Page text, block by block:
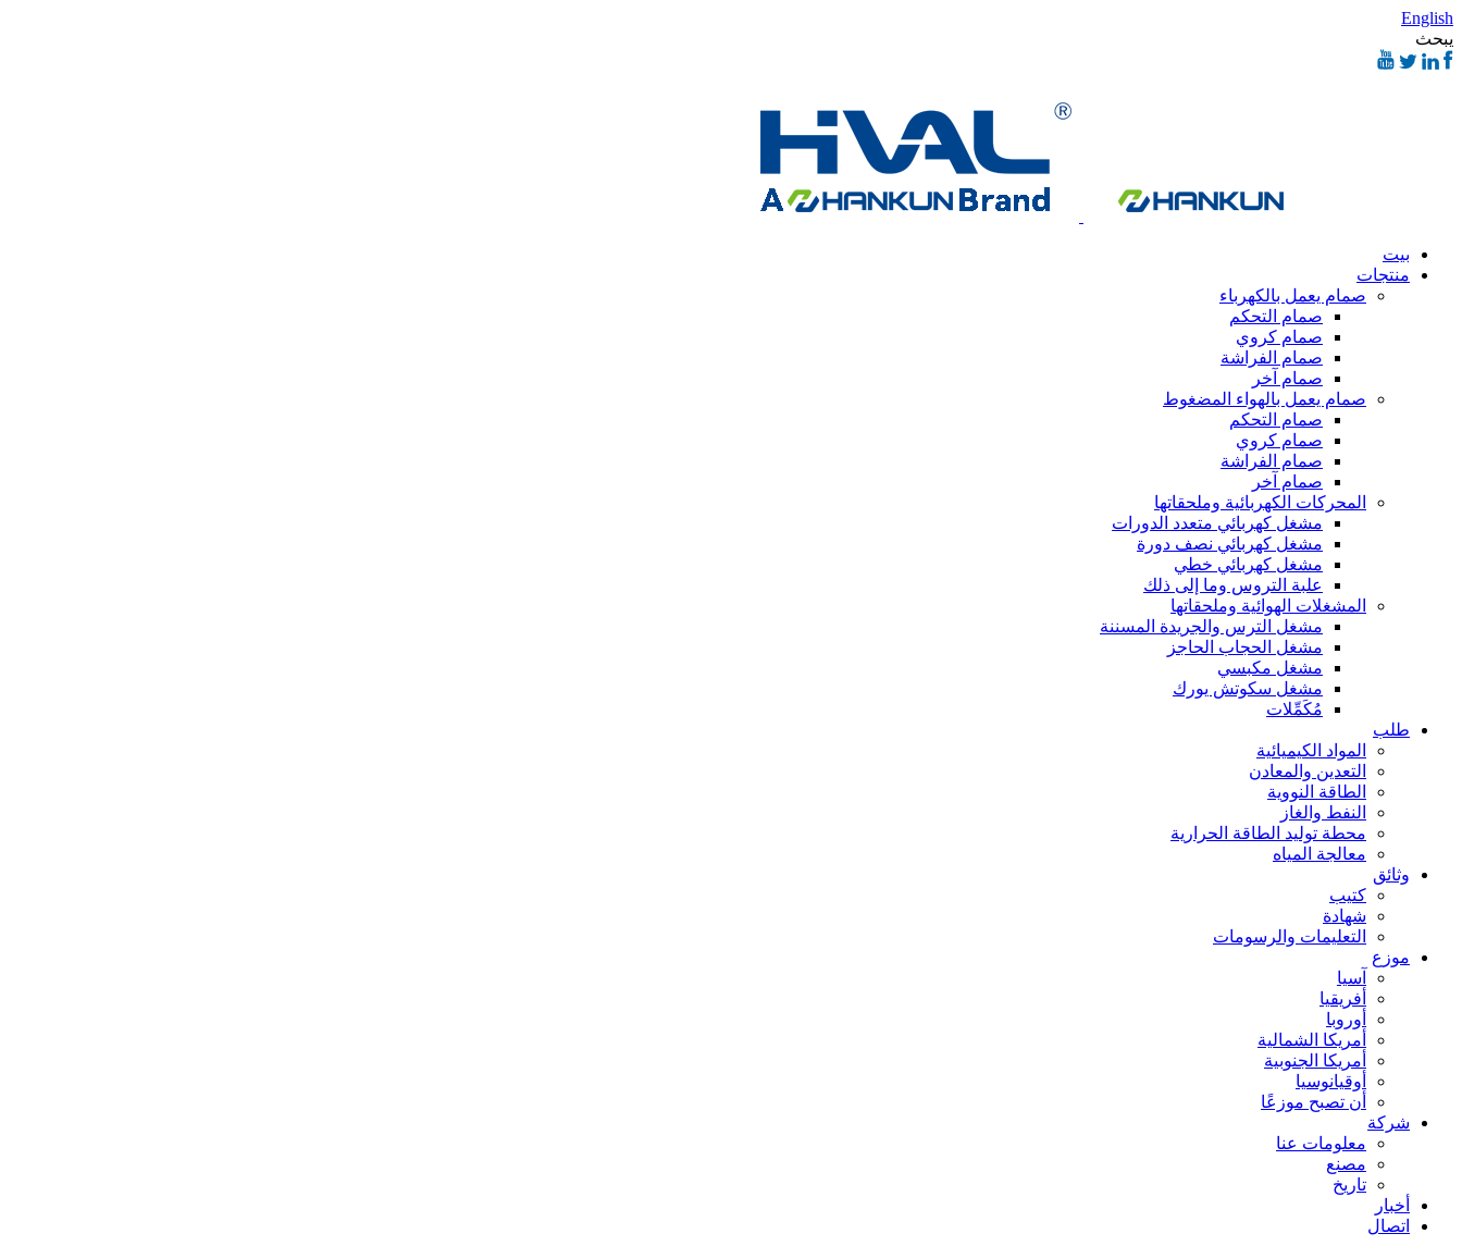
English
يبحث
بيت
منتجات
صمام يعمل بالكهرباء
صمام التحكم
صمام كروي
صمام الفراشة
صمام آخر
صمام يعمل بالهواء المضغوط
صمام التحكم
صمام كروي
صمام الفراشة
صمام آخر
المحركات الكهربائية وملحقاتها
مشغل كهربائي متعدد الدورات
مشغل كهربائي نصف دورة
مشغل كهربائي خطي
علبة التروس وما إلى ذلك
المشغلات الهوائية وملحقاتها
مشغل الترس والجريدة المسننة
مشغل الحجاب الحاجز
مشغل مكبسي
مشغل سكوتش يورك
مُكَمِّلات
طلب
المواد الكيميائية
التعدين والمعادن
الطاقة النووية
النفط والغاز
محطة توليد الطاقة الحرارية
معالجة المياه
وثائق
كتيب
شهادة
التعليمات والرسومات
موزع
آسيا
أفريقيا
أوروبا
أمريكا الشمالية
أمريكا الجنوبية
أوقيانوسيا
أن تصبح موزعًا
شركة
معلومات عنا
مصنع
تاريخ
أخبار
اتصال